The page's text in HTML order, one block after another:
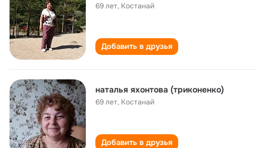
69 лет, Костанай
Добавить в друзья
наталья яхонтова (триконенко)
69 лет, Костанай
Добавить в друзья